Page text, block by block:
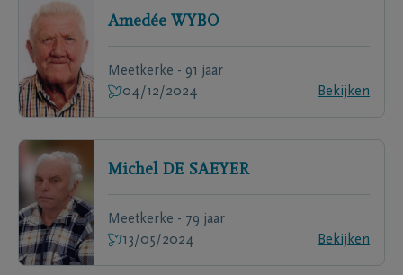
Amedée WYBO
Meetkerke - 91 jaar
04/12/2024
Bekijken
Michel DE SAEYER
Meetkerke - 79 jaar
13/05/2024
Bekijken